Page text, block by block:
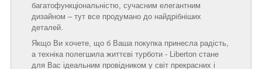
багатофункціональністю, сучасним елегантним
дизайном – тут все продумано до найдрібніших
деталей.
Якщо Ви хочете, що б Ваша покупка принесла радість,
а техніка полегшила життєві турботи - Liberton стане
для Вас ідеальним провідником у світ прекрасних і